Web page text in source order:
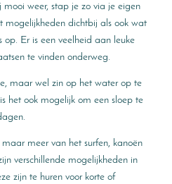
mooi weer, stap je zo via je eigen
mogelijkheden dichtbij als ook wat
Er is een veelheid aan leuke
te vinden onderweg.
maar wel zin op het water op te
het ook mogelijk om een sloep te
meer van het surfen, kanoën
verschillende mogelijkheden in
zijn te huren voor korte of